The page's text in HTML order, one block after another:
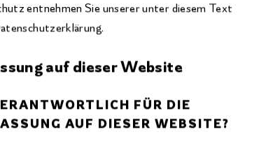
entnehmen Sie unserer unter diesem Text
auf dieser Website
FÜR DIE
AUF DIESER WEBSITE?